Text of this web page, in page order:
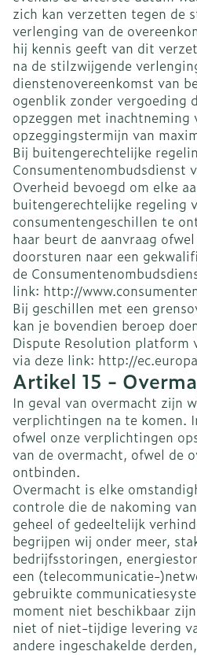
zich kan verzetten tegen de
verlenging van de
hij kennis geeft van dit
na de stilzwijgende
dienstenovereenkomst van
ogenblik zonder vergoeding
opzeggen met inachtneming
opzeggingstermijn van
Bij buitengerechtelijke
Consumentenombudsdienst
Overheid bevoegd om elke
buitengerechtelijke regeling
consumentengeschillen te
haar beurt de aanvraag
doorsturen naar een
de
link: http://
Bij geschillen met een
kan je bovendien beroep
Dispute Resolution platform
via deze link: http://
Artikel 15 -
In geval van overmacht zijn
verplichtingen na te komen.
ofwel onze verplichtingen
van de overmacht, ofwel de
ontbinden.
Overmacht is elke
controle die de nakoming
geheel of gedeeltelijk
begrijpen wij onder meer,
bedrijfsstoringen,
een (telecommunicatie-
gebruikte
moment niet beschikbaar
niet of niet-tijdige levering
andere ingeschakelde